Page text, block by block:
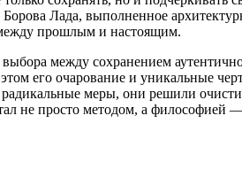
Лада, выполненное
прошлым и настоящим.
между сохранением
его очарование и уникальные
меры, они решили
не просто методом, а философией